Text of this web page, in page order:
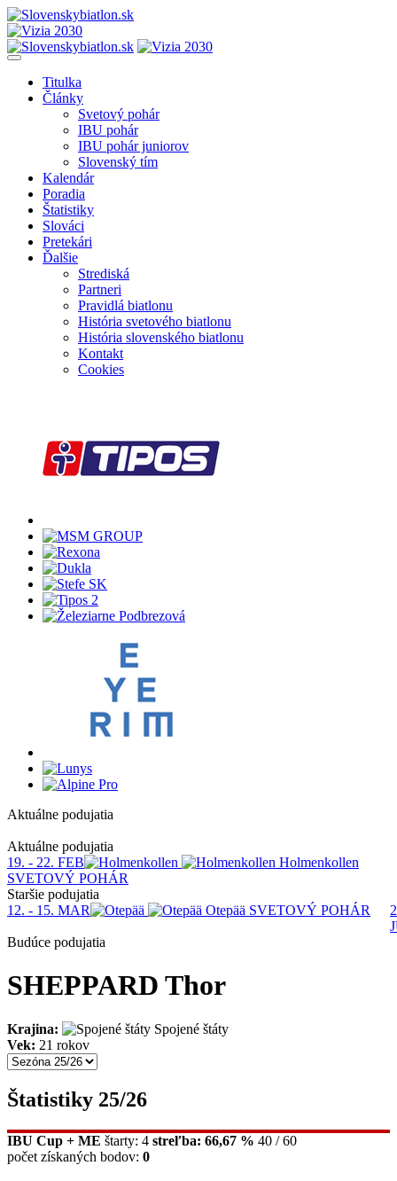
Titulka
Články
Svetový pohár
IBU pohár
IBU pohár juniorov
Slovenský tím
Kalendár
Poradia
Štatistiky
Slováci
Pretekári
Ďalšie
Strediská
Partneri
Pravidlá biatlonu
História svetového biatlonu
História slovenského biatlonu
Kontakt
Cookies
Aktuálne podujatia
Aktuálne podujatia
19. - 22. FEB
Holmenkollen
SVETOVÝ POHÁR
Staršie podujatia
12. - 15. MAR
Otepää SVETOVÝ POHÁR
Budúce podujatia
SHEPPARD Thor
Krajina:
Spojené štáty
Vek: 21 rokov
Štatistiky 25/26
IBU Cup + ME štarty: 4 streľba: 66,67 % 40 / 60
počet získaných bodov: 0